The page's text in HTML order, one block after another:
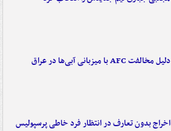
دلیل مخالفت AFC با میزبانی آبی‌ها در عراق
اخراج بدون تعارف در انتظار فرد خاطی پرسپولیس